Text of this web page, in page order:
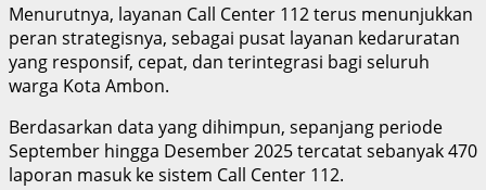
Menurutnya, layanan Call Center 112 terus menunjukkan
peran strategisnya, sebagai pusat layanan kedaruratan
yang responsif, cepat, dan terintegrasi bagi seluruh
warga Kota Ambon.
Berdasarkan data yang dihimpun, sepanjang periode
September hingga Desember 2025 tercatat sebanyak 470
laporan masuk ke sistem Call Center 112.